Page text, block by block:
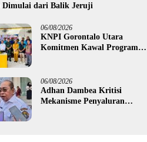
Dimulai dari Balik Jeruji
06/08/2026
KNPI Gorontalo Utara
Komitmen Kawal Program
06/08/2026
Adhan Dambea Kritisi
Mekanisme Penyaluran